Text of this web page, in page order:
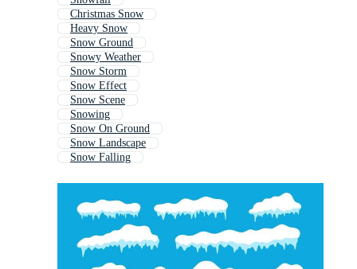
Christmas Snow
Heavy Snow
Snow Ground
Snowy Weather
Snow Storm
Snow Effect
Snow Scene
Snowing
Snow On Ground
Snow Landscape
Snow Falling